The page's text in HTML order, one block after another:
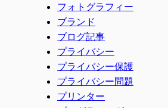
フォトグラフィー
ブランド
ブログ記事
プライバシー
プライバシー保護
プライバシー問題
プリンター